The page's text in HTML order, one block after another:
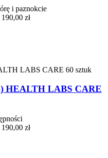
i paznokcie
190,00 zł
HEALTH LABS CARE
190,00 zł